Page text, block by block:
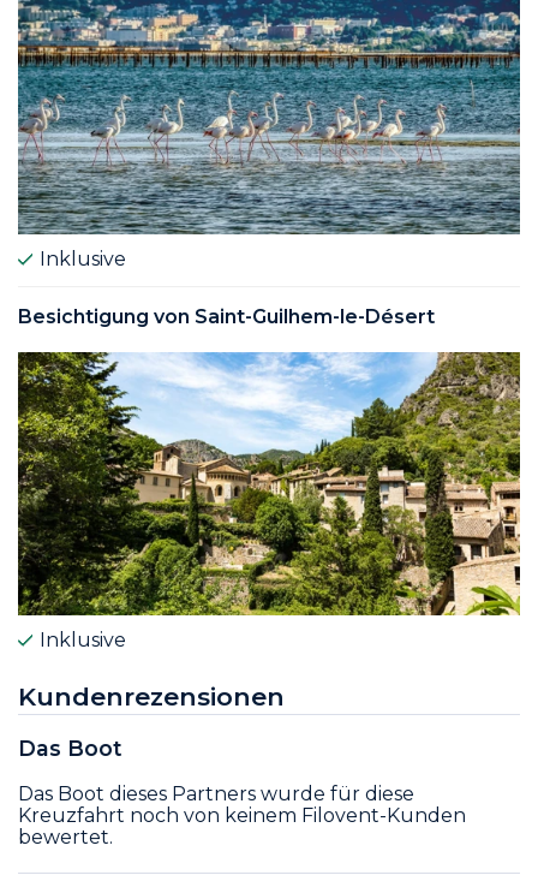
Inklusive
Besichtigung von Saint-Guilhem-le-Désert
Inklusive
Kundenrezensionen
Das Boot
Das Boot dieses Partners wurde für diese
Kreuzfahrt noch von keinem Filovent-Kunden
bewertet.